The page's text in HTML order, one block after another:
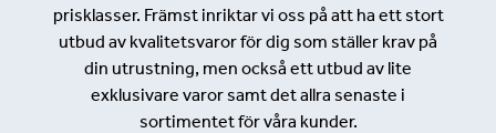
prisklasser. Främst inriktar vi oss på att ha ett stort
utbud av kvalitetsvaror för dig som ställer krav på
din utrustning, men också ett utbud av lite
exklusivare varor samt det allra senaste i
sortimentet för våra kunder.